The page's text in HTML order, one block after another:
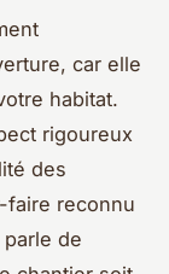
car elle
habitat.
rigoureux
des
faire reconnu
de